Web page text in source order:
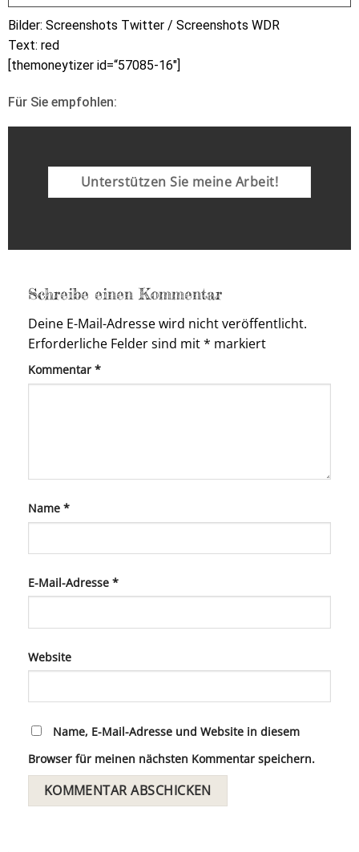
Bilder: Screenshots Twitter / Screenshots WDR
Text: red
[themoneytizer id=“57085-16″]
Für Sie empfohlen:
Unterstützen Sie meine Arbeit!
Schreibe einen Kommentar
Deine E-Mail-Adresse wird nicht veröffentlicht.
Erforderliche Felder sind mit* markiert
Kommentar *
Name *
E-Mail-Adresse *
Website
Name, E-Mail-Adresse und Website in diesem
Browser für meinen nächsten Kommentar speichern.